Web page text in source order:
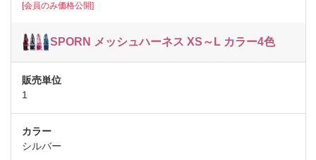
[会員のみ価格公開]
SPORN メッシュハーネス XS～L カラー4色
1
シルバー